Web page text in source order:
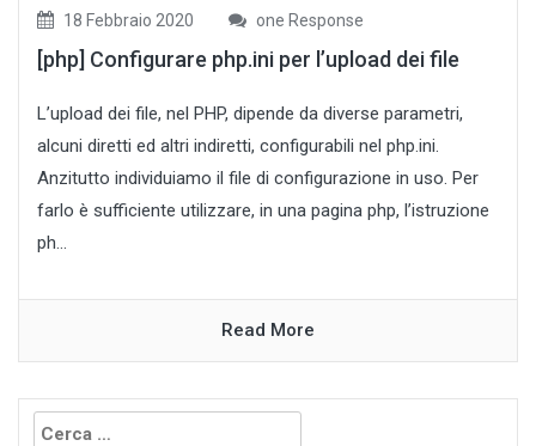
18 Febbraio 2020 one Response
[php] Configurare php.ini per l’upload dei file
L’upload dei file, nel PHP, dipende da diverse parametri,
alcuni diretti ed altri indiretti, configurabili nel php.ini.
Anzitutto individuiamo il file di configurazione in uso. Per
farlo è sufficiente utilizzare, in una pagina php, l’istruzione
ph...
Read More
Ricerca